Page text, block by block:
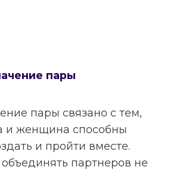
пары
пары связано с тем,
и женщина способны
и пройти вместе.
партнеров не